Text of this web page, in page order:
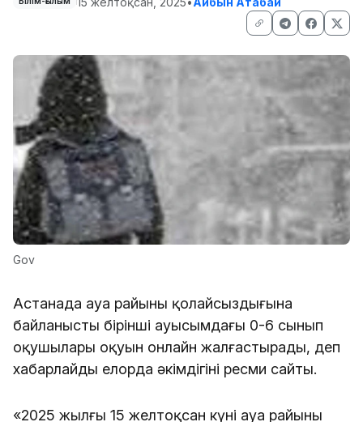
Gov
Астанада ауа райының қолайсыздығына
байланысты бірінші ауысымдағы 0-6 сынып
оқушылары оқуын онлайн жалғастырады, деп
хабарлайды елорда әкімдігінің ресми сайты.
«2025 жылғы 15 желтоқсан күні ауа райының